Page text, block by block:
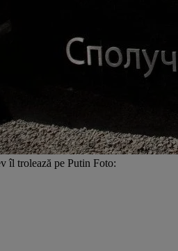
îl trolează pe Putin Foto: